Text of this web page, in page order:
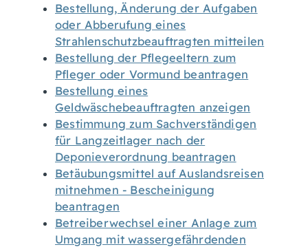
Bestellung, Änderung der Aufgaben
oder Abberufung eines
Strahlenschutzbeauftragten mitteilen
Bestellung der Pflegeeltern zum
Pfleger oder Vormund beantragen
Bestellung eines
Geldwäschebeauftragten anzeigen
Bestimmung zum Sachverständigen
für Langzeitlager nach der
Deponieverordnung beantragen
Betäubungsmittel auf Auslandsreisen
mitnehmen - Bescheinigung
beantragen
Betreiberwechsel einer Anlage zum
Umgang mit wassergefährdenden